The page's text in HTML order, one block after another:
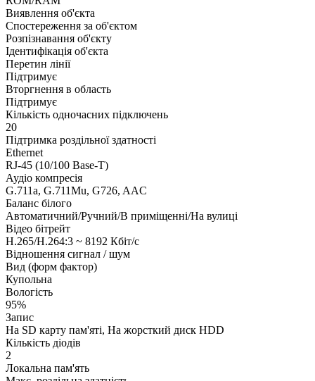
Виявлення об'єкта
Спостереження за об'єктом
Розпізнавання об'єкту
Ідентифікація об'єкта
Перетин лінії
Підтримує
Вторгнення в область
Підтримує
Кількість одночасних підключень
20
Підтримка роздільної здатності
Ethernet
RJ-45 (10/100 Base-T)
Аудіо компресія
G.711a, G.711Mu, G726, AAC
Баланс білого
Автоматичний/Ручний/В приміщенні/На вулиці
Відео бітрейт
H.265/H.264:3 ~ 8192 Кбіт/с
Відношення сигнал / шум
Вид (форм фактор)
Купольна
Вологість
95%
Запис
На SD карту пам'яті, На жорсткий диск HDD
Кількість діодів
2
Локальна пам'ять